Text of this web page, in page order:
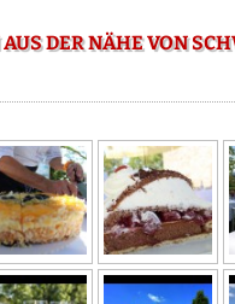
DER NÄHE VON